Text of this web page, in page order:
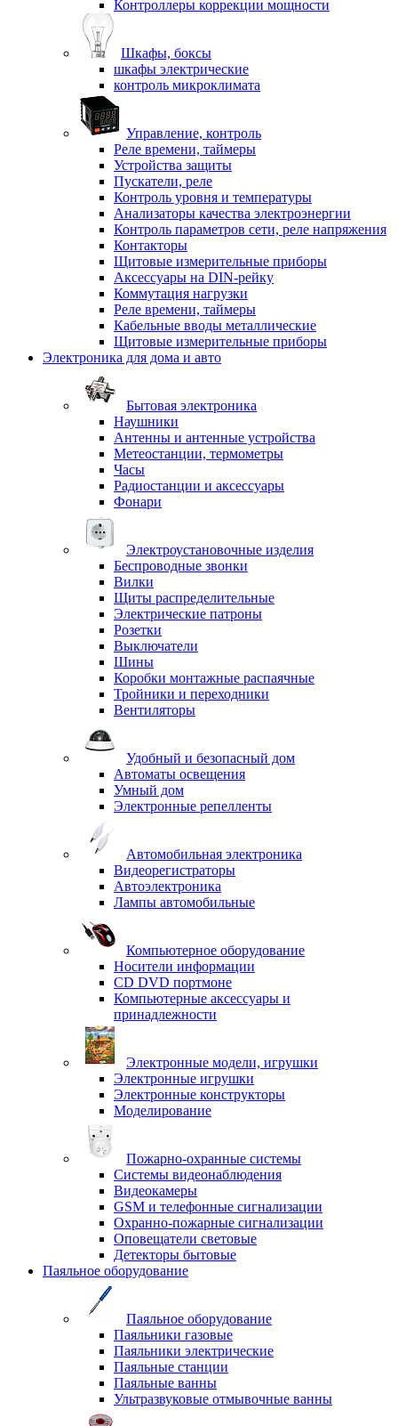
Контроллеры коррекции мощности
Шкафы, боксы
шкафы электрические
контроль микроклимата
Управление, контроль
Реле времени, таймеры
Устройства защиты
Пускатели, реле
Контроль уровня и температуры
Анализаторы качества электроэнергии
Контроль параметров сети, реле напряжения
Контакторы
Щитовые измерительные приборы
Аксессуары на DIN-рейку
Коммутация нагрузки
Реле времени, таймеры
Кабельные вводы металлические
Щитовые измерительные приборы
Электроника для дома и авто
Бытовая электроника
Наушники
Антенны и антенные устройства
Метеостанции, термометры
Часы
Радиостанции и аксессуары
Фонари
Электроустановочные изделия
Беспроводные звонки
Вилки
Щиты распределительные
Электрические патроны
Розетки
Выключатели
Шины
Коробки монтажные распаячные
Тройники и переходники
Вентиляторы
Удобный и безопасный дом
Автоматы освещения
Умный дом
Электронные репелленты
Автомобильная электроника
Видеорегистраторы
Автоэлектроника
Лампы автомобильные
Компьютерное оборудование
Носители информации
CD DVD портмоне
Компьютерные аксессуары и
принадлежности
Электронные модели, игрушки
Электронные игрушки
Электронные конструкторы
Моделирование
Пожарно-охранные системы
Системы видеонаблюдения
Видеокамеры
GSM и телефонные сигнализации
Охранно-пожарные сигнализации
Оповещатели световые
Детекторы бытовые
Паяльное оборудование
Паяльное оборудование
Паяльники газовые
Паяльники электрические
Паяльные станции
Паяльные ванны
Ультразвуковые отмывочные ванны